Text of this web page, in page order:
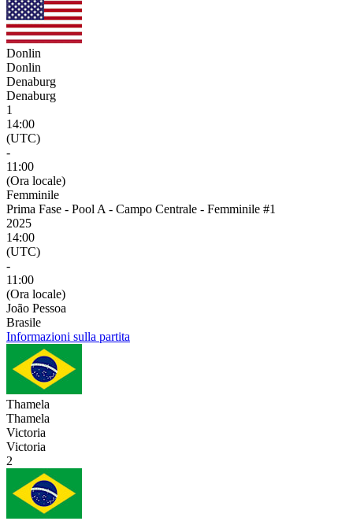
Donlin
Donlin
Denaburg
Denaburg
1
14:00
(UTC)
-
11:00
(Ora locale)
Femminile
Prima Fase - Pool A - Campo Centrale - Femminile #1
2025
14:00
(UTC)
-
11:00
(Ora locale)
João Pessoa
Brasile
Informazioni sulla partita
Thamela
Thamela
Victoria
Victoria
2